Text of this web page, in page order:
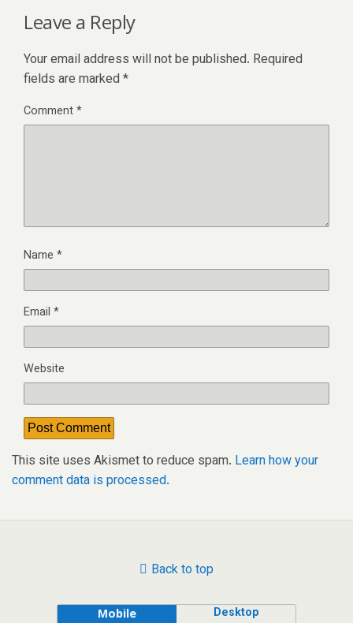
Leave a Reply
Your email address will not be published. Required
fields are marked *
Comment*
Name *
Email *
Website
This site uses Akismet to reduce spam. Learn how your
comment data is processed.
Back to top
Mobile Desktop